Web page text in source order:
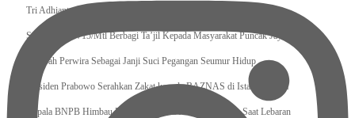
Tri Adhianto : Kota Bekasi Bisa Mempertahankan Keharmonisasian
Satgas Yonif 715/Mtl Berbagi Ta’jil Kepada Masyarakat Puncak Jaya
Sumpah Perwira Sebagai Janji Suci Pegangan Seumur Hidup
Presiden Prabowo Serahkan Zakat kepada BAZNAS di Istana Negara
Kepala BNPB Himbau Pemda Waspada Potensi Bencana Saat Lebaran